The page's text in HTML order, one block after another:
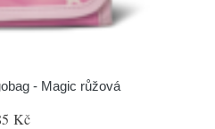
- Magic růžová
Kč